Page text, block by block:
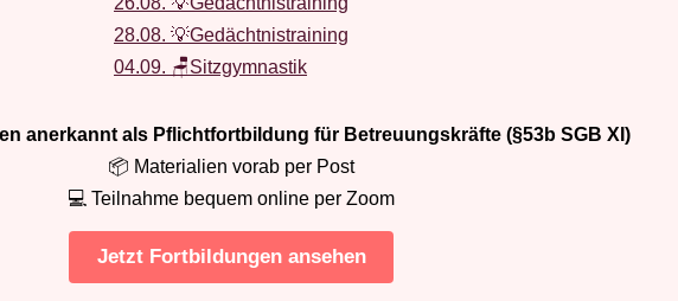
28.08. 💡Gedächtnistraining
04.09. 🪑Sitzgymnastik
anerkannt als Pflichtfortbildung für Betreuungskräfte (§53b SGB XI)
📦 Materialien vorab per Post
💻 Teilnahme bequem online per Zoom
Jetzt Fortbildungen ansehen